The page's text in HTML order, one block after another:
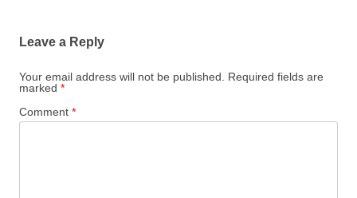
Leave a Reply
Your email address will not be published.
Required fields are
marked *
Comment *